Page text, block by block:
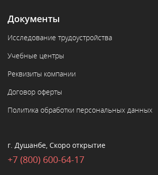
Документы
Исследование трудоустройства
Учебные центры
Реквизиты компании
Договор оферты
Политика обработки персональных данных
г. Душанбе, Скоро открытие
+7 (800) 600-64-17